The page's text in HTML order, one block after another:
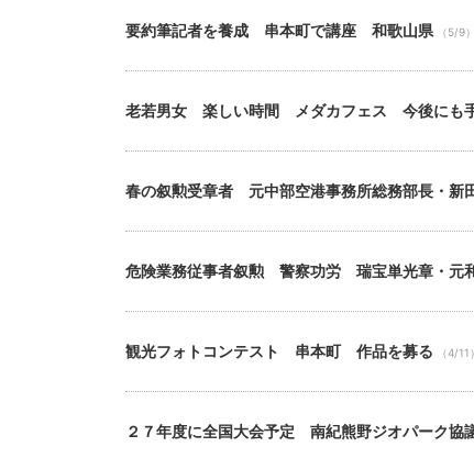
要約筆記者を養成 串本町で講座 和歌山県 （5/9）
老若男女 楽しい時間 メダカフェス 今後にも
春の叙勲受章者 元中部空港事務所総務部長・新
危険業務従事者叙勲 警察功労 瑞宝単光章・元
観光フォトコンテスト 串本町 作品を募る （4/11）
２７年度に全国大会予定 南紀熊野ジオパーク協